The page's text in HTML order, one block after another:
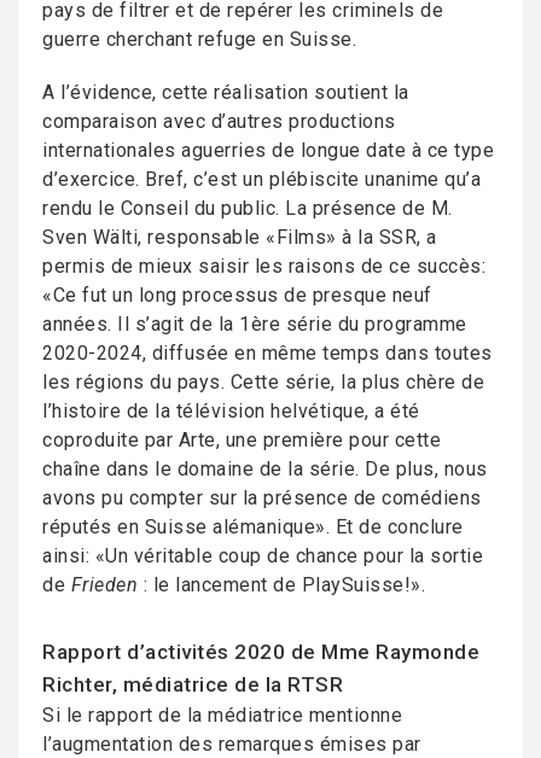
pays de filtrer et de repérer les criminels de
guerre cherchant refuge en Suisse.
A l’évidence, cette réalisation soutient la
comparaison avec d’autres productions
internationales aguerries de longue date à ce type
d’exercice. Bref, c’est un plébiscite unanime qu’a
rendu le Conseil du public. La présence de M.
Sven Wälti, responsable «Films» à la SSR, a
permis de mieux saisir les raisons de ce succès:
«Ce fut un long processus de presque neuf
années. Il s’agit de la 1ère série du programme
2020-2024, diffusée en même temps dans toutes
les régions du pays. Cette série, la plus chère de
l’histoire de la télévision helvétique, a été
coproduite par Arte, une première pour cette
chaîne dans le domaine de la série. De plus, nous
avons pu compter sur la présence de comédiens
réputés en Suisse alémanique». Et de conclure
ainsi: «Un véritable coup de chance pour la sortie
de Frieden : le lancement de PlaySuisse!».
Rapport d’activités 2020 de Mme Raymonde
Richter, médiatrice de la RTSR
Si le rapport de la médiatrice mentionne
l’augmentation des remarques émises par